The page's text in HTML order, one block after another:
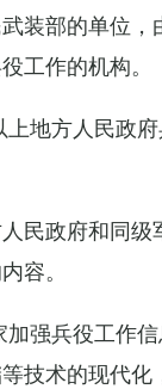
装部的单位
工作的机构。
地方人民政
民政府和同
容。
强兵役工作
技术的现代化